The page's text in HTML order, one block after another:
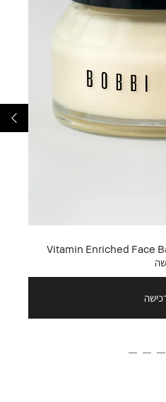
Vitamin Enriched Face